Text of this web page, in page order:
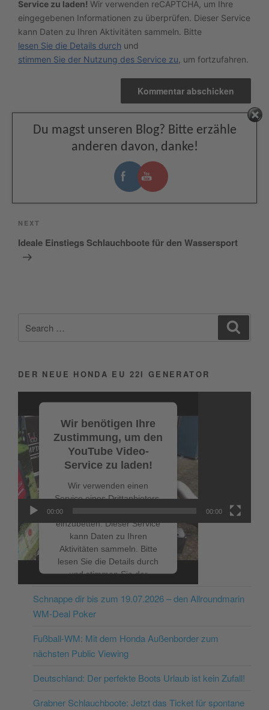
Service zu laden! Wir verwenden reCAPTCHA, um Ihre
eingegebenen Informationen zu überprüfen. Dieser Service
kann Daten zu Ihren Aktivitäten sammeln. Bitte
lesen Sie die Details durch und
stimmen Sie der Nutzung des Service zu , um fortzufahren.
Beitragsnavigation
Mehr Wasserspaß auf dem Wasser mit Marine-
Next
Post
NEXT
Ideale Einstiegs Schlauchboote für den Wassersport
for:
DER NEUE HONDA EU 22I GENERATOR
Wir benötigen Ihre
Zustimmung, um den
YouTube Video-
Service zu laden!
Wir verwenden einen
Service eines Drittanbieters,
einzubetten. Dieser Service
kann Daten zu Ihren
Aktivitäten sammeln. Bitte
lesen Sie die Details durch
und stimmen Sie der
Nutzung des Service zu, um
dieses Video anzusehen.
Mehr Informationen
powered by
Consent Management
00:00 00:00
NEUESTE BEITRÄGE
Schnappe dir bis zum 19.07.2026 – den Allroundmarin
WM-Deal Poker
Fußball-WM: Mit dem Honda Außenborder zum
nächsten Public Viewing
Deutschland: Der perfekte Boots Urlaub ist kein Zufall!
Grabner Schlauchboote: Jetzt das Ticket für spontane
Du magst unseren Blog? Bitte erzähle
anderen davon, danke!
Facebook